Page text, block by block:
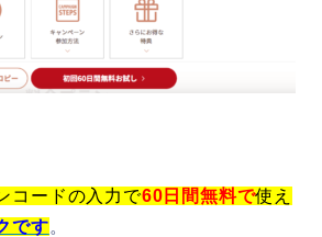
コードの入力で60日間無料で使え
です。